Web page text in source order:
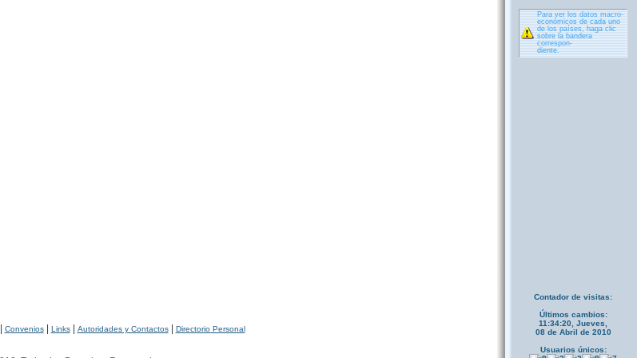
Para ver los datos macro-
económicos de cada uno
de los países, haga clic
sobre la bandera
correspon-
diente.
Convenios| Links| Autoridades y Contactos| Directorio Personal
Contador de visitas:
Últimos cambios:
11:34:20, Jueves,
08 de Abril de 2010
Usuarios únicos: